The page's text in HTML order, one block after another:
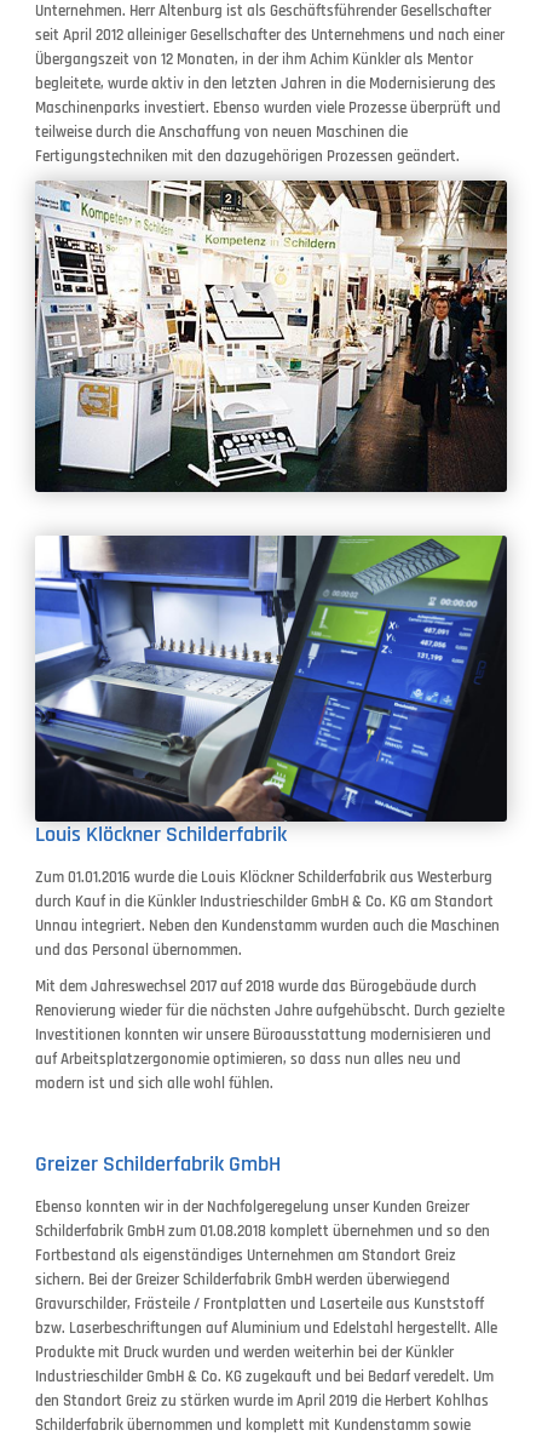
Unternehmen. Herr Altenburg ist als Geschäftsführender Gesellschafter
seit April 2012 alleiniger Gesellschafter des Unternehmens und nach einer
Übergangszeit von 12 Monaten, in der ihm Achim Künkler als Mentor
begleitete, wurde aktiv in den letzten Jahren in die Modernisierung des
Maschinenparks investiert. Ebenso wurden viele Prozesse überprüft und
teilweise durch die Anschaffung von neuen Maschinen die
Fertigungstechniken mit den dazugehörigen Prozessen geändert.
Louis Klöckner Schilderfabrik
Zum 01.01.2016 wurde die Louis Klöckner Schilderfabrik aus Westerburg
durch Kauf in die Künkler Industrieschilder GmbH & Co. KG am Standort
Unnau integriert. Neben den Kundenstamm wurden auch die Maschinen
und das Personal übernommen.
Mit dem Jahreswechsel 2017 auf 2018 wurde das Bürogebäude durch
Renovierung wieder für die nächsten Jahre aufgehübscht. Durch gezielte
Investitionen konnten wir unsere Büroausstattung modernisieren und
auf Arbeitsplatzergonomie optimieren, so dass nun alles neu und
modern ist und sich alle wohl fühlen.
Greizer Schilderfabrik GmbH
Ebenso konnten wir in der Nachfolgeregelung unser Kunden Greizer
Schilderfabrik GmbH zum 01.08.2018 komplett übernehmen und so den
Fortbestand als eigenständiges Unternehmen am Standort Greiz
sichern. Bei der Greizer Schilderfabrik GmbH werden überwiegend
Gravurschilder, Frästeile / Frontplatten und Laserteile aus Kunststoff
bzw. Laserbeschriftungen auf Aluminium und Edelstahl hergestellt. Alle
Produkte mit Druck wurden und werden weiterhin bei der Künkler
Industrieschilder GmbH & Co. KG zugekauft und bei Bedarf veredelt. Um
den Standort Greiz zu stärken wurde im April 2019 die Herbert Kohlhas
Schilderfabrik übernommen und komplett mit Kundenstamm sowie